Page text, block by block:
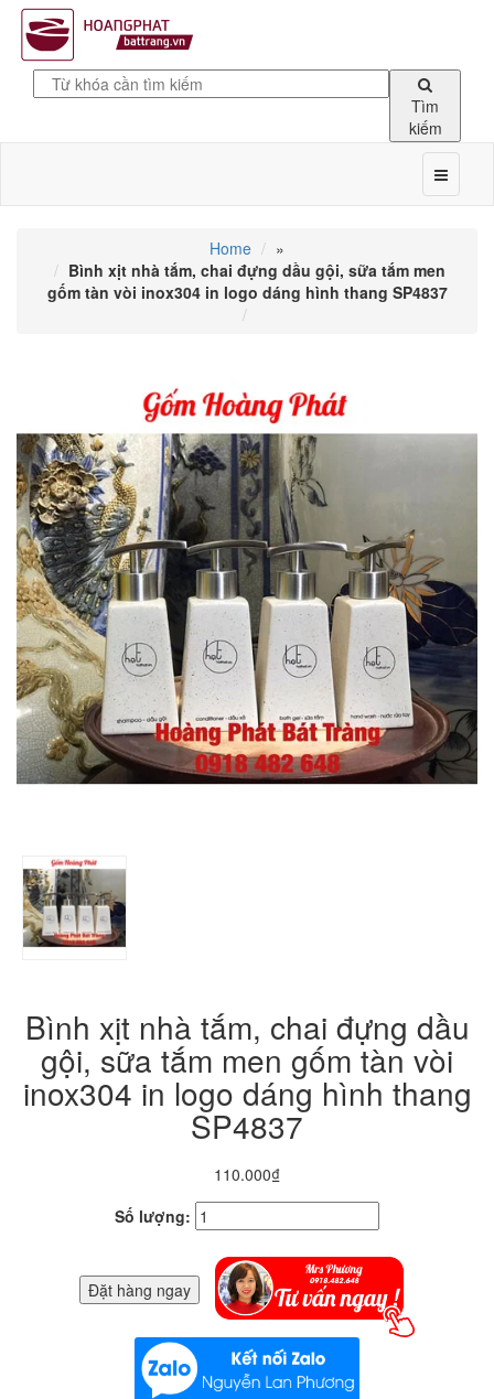
Tìm
kiếm
Home
»
Bình xịt nhà tắm, chai đựng dầu gội, sữa tắm men
gốm tàn vòi inox304 in logo dáng hình thang SP4837
Bình xịt nhà tắm, chai đựng dầu
gội, sữa tắm men gốm tàn vòi
inox304 in logo dáng hình thang
SP4837
110.000₫
Số lượng:
Đặt hàng ngay